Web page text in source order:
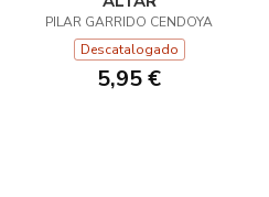
PILAR GARRIDO CENDOYA
Descatalogado
5,95 €